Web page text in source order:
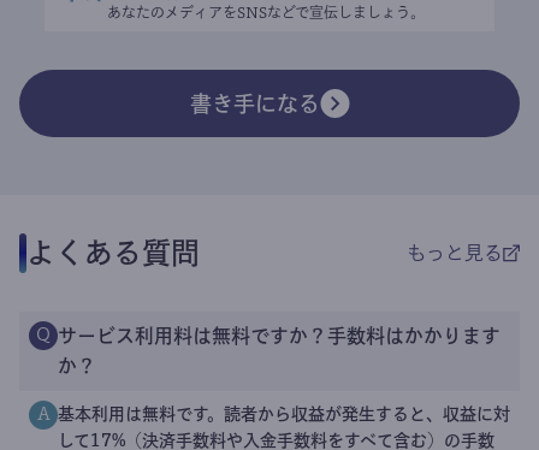
あなたのメディアをSNSなどで宣伝しましょう。
書き手になる
よくある質問 もっと見る
Q サービス利用料は無料ですか？手数料はかかります
か？
A 基本利用は無料です。読者から収益が発生すると、収益に対
して17%（決済手数料や入金手数料をすべて含む）の手数